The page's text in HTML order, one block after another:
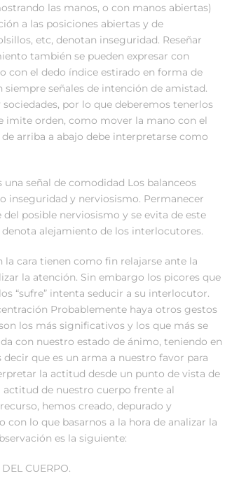
las manos, o con manos abiertas)
a las posiciones abiertas y de
etc, denotan inseguridad. Reseñar
también se pueden expresar con
con el dedo índice estirado en forma de
señales de intención de amistad.
por lo que deberemos tenerlos
imite orden, como mover la mano con el
arriba a abajo debe interpretarse como
una señal de comodidad Los balanceos
inseguridad y nerviosismo. Permanecer
posible nerviosismo y se evita de este
denota alejamiento de los interlocutores.
la cara tienen como fin relajarse ante la
la atención. Sin embargo los picores que
“sufre” intenta seducir a su interlocutor.
Probablemente haya otros gestos
los más significativos y los que más se
con nuestro estado de ánimo, teniendo en
que es un arma a nuestro favor para
la actitud desde un punto de vista de
de nuestro cuerpo frente al
hemos creado, depurado y
lo que basarnos a la hora de analizar la
es la siguiente:
CUERPO.